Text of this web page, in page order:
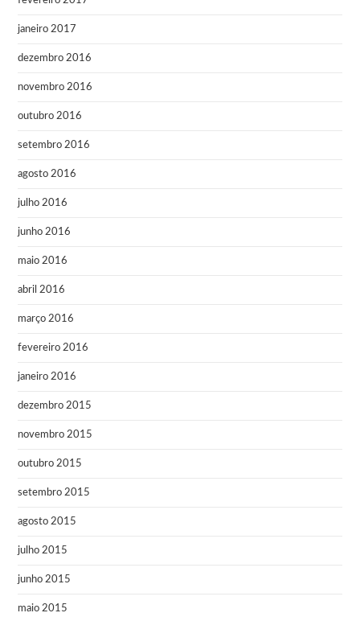
janeiro 2017
dezembro 2016
novembro 2016
outubro 2016
setembro 2016
agosto 2016
julho 2016
junho 2016
maio 2016
abril 2016
março 2016
fevereiro 2016
janeiro 2016
dezembro 2015
novembro 2015
outubro 2015
setembro 2015
agosto 2015
julho 2015
junho 2015
maio 2015